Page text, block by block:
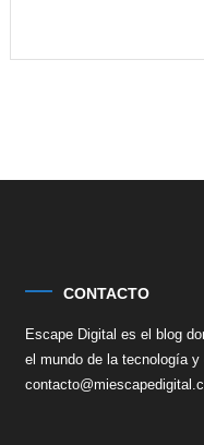
CONTACTO
Escape Digital es el blog
el mundo de la tecnología